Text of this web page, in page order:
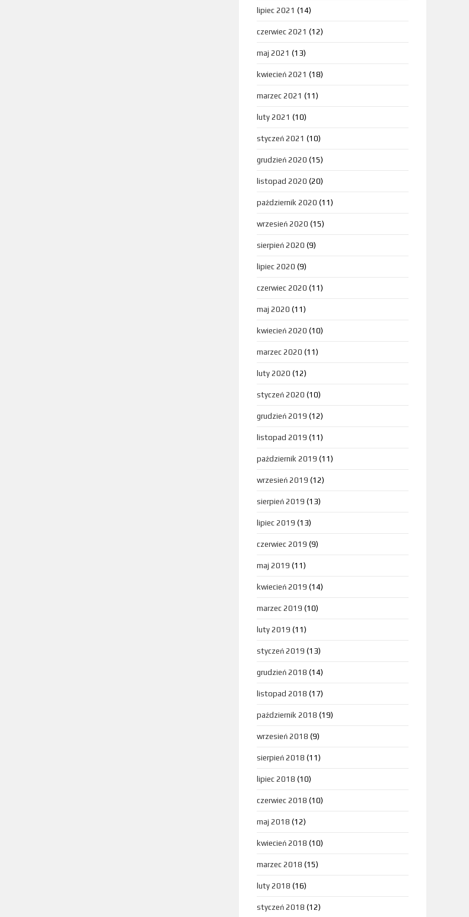
lipiec 2021 (14)
czerwiec 2021 (12)
maj 2021 (13)
kwiecień 2021 (18)
marzec 2021 (11)
luty 2021 (10)
styczeń 2021 (10)
grudzień 2020 (15)
listopad 2020 (20)
październik 2020 (11)
wrzesień 2020 (15)
sierpień 2020 (9)
lipiec 2020 (9)
czerwiec 2020 (11)
maj 2020 (11)
kwiecień 2020 (10)
marzec 2020 (11)
luty 2020 (12)
styczeń 2020 (10)
grudzień 2019 (12)
listopad 2019 (11)
październik 2019 (11)
wrzesień 2019 (12)
sierpień 2019 (13)
lipiec 2019 (13)
czerwiec 2019 (9)
maj 2019 (11)
kwiecień 2019 (14)
marzec 2019 (10)
luty 2019 (11)
styczeń 2019 (13)
grudzień 2018 (14)
listopad 2018 (17)
październik 2018 (19)
wrzesień 2018 (9)
sierpień 2018 (11)
lipiec 2018 (10)
czerwiec 2018 (10)
maj 2018 (12)
kwiecień 2018 (10)
marzec 2018 (15)
luty 2018 (16)
styczeń 2018 (12)